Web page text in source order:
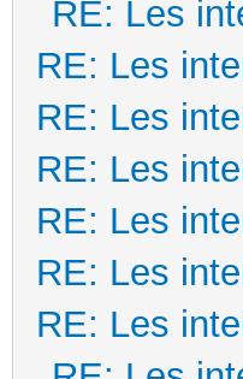
RE: Les
RE: Les
RE: Les
RE: Les
RE: Les
RE: Les
RE: Les